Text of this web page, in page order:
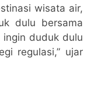
wisata air,
dulu bersama
duduk dulu
regulasi,” ujar